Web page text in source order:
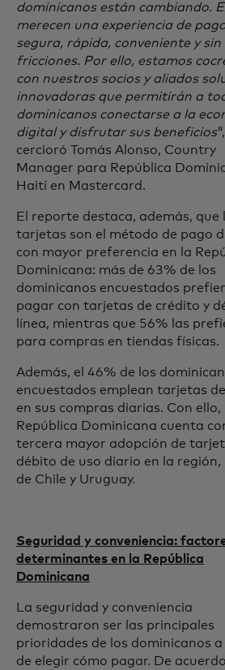
dominicanos están cambiando.
merecen una experiencia de
segura, rápida, conveniente y sin
fricciones. Por ello, estamos
con nuestros socios y aliados
innovadoras que permitirán a
dominicanos conectarse a la
digital y disfrutar sus beneficios",
cercioró Tomás Alonso, Country
Manager para República
Haití en Mastercard.
El reporte destaca, además, que
tarjetas son el método de pago
con mayor preferencia en la
Dominicana: más de 63% de los
dominicanos encuestados
pagar con tarjetas de crédito y
línea, mientras que 56% las
para compras en tiendas físicas.
Además, el 46% de los
encuestados emplean tarjetas
en sus compras diarias. Con ello,
República Dominicana cuenta
tercera mayor adopción de
débito de uso diario en la región,
de Chile y Uruguay.
Seguridad y conveniencia:
determinantes en la República
Dominicana
La seguridad y conveniencia
demostraron ser las principales
prioridades de los dominicanos
de elegir cómo pagar. De